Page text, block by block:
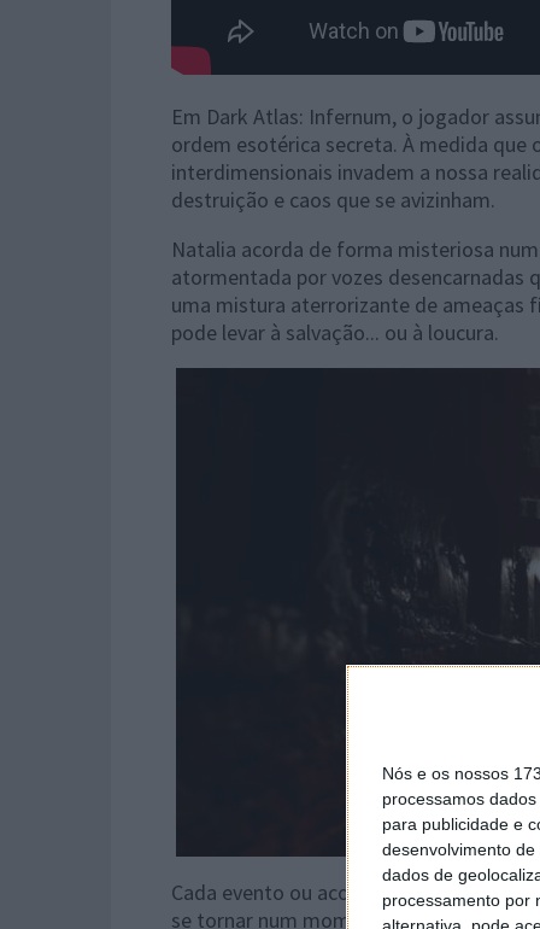
Nós e os nossos
processamos
para publicidade e
desenvolvimento de
dados de
processamento por
Em Dark Atlas: Infernum, o jogador
ordem esotérica secreta. À medida
interdimensionais invadem a nossa
destruição e caos que se avizinham.
Natalia acorda de forma misteriosa
atormentada por vozes desencarnadas
uma mistura aterrorizante de ameaças
pode levar à salvação... ou à loucura.
Cada evento ou acontecimento em
se tornar num momento inquietante e